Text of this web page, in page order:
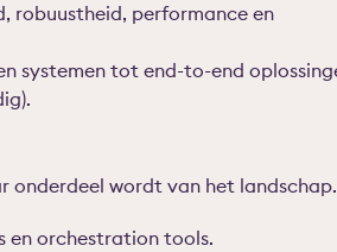
robuustheid, performance en
systemen tot end-to-end
onderdeel wordt van het landschap.
en orchestration tools.